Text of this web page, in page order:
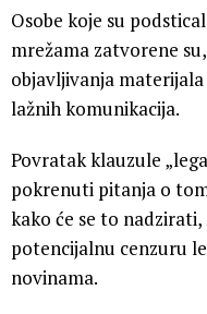
Osobe koje su
mrežama zatvorene
objavljivanja
lažnih komunikacija.
Povratak klauzule
pokrenuti pitanja o
kako će se to
potencijalnu cenzuru
novinama.